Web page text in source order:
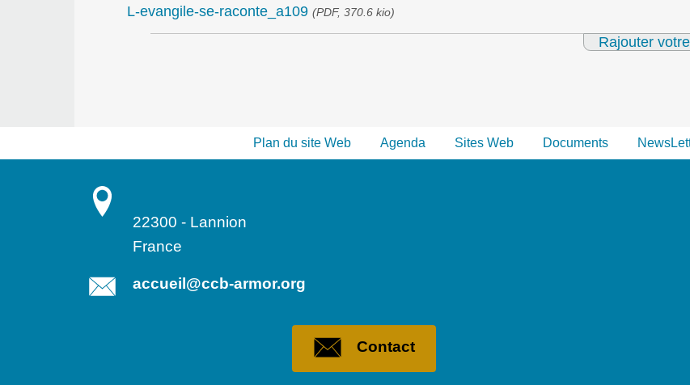
L-evangile-se-raconte_a109 (PDF, 370.6 kio)
Rajouter
Plan du site Web Agenda Sites Web Documents
22300 - Lannion
France
accueil@ccb-armor.org
Contact